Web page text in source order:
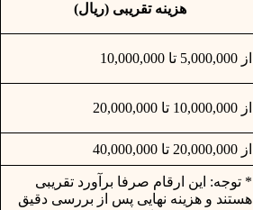
هزینه تقریبی (ریال)
از 5,000,000 تا 10,000,000
از 10,000,000 تا 20,000,000
از 20,000,000 تا 40,000,000
* توجه: این ارقام صرفا برآورد تقریبی
هستند و هزینه نهایی پس از بررسی دقیق